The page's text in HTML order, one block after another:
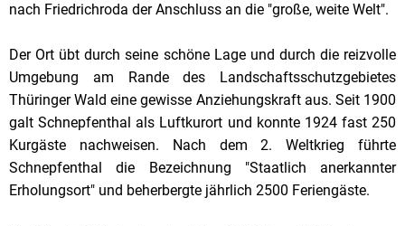
nach Friedrichroda der Anschluss an die "große, weite Welt".
Der Ort übt durch seine schöne Lage und durch die reizvolle
Umgebung am Rande des Landschaftsschutzgebietes
Thüringer Wald eine gewisse Anziehungskraft aus. Seit 1900
galt Schnepfenthal als Luftkurort und konnte 1924 fast 250
Kurgäste nachweisen. Nach dem 2. Weltkrieg führte
Schnepfenthal die Bezeichnung "Staatlich anerkannter
Erholungsort" und beherbergte jährlich 2500 Feriengäste.